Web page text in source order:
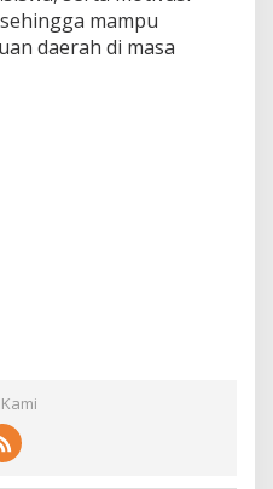
mampu
daerah di masa